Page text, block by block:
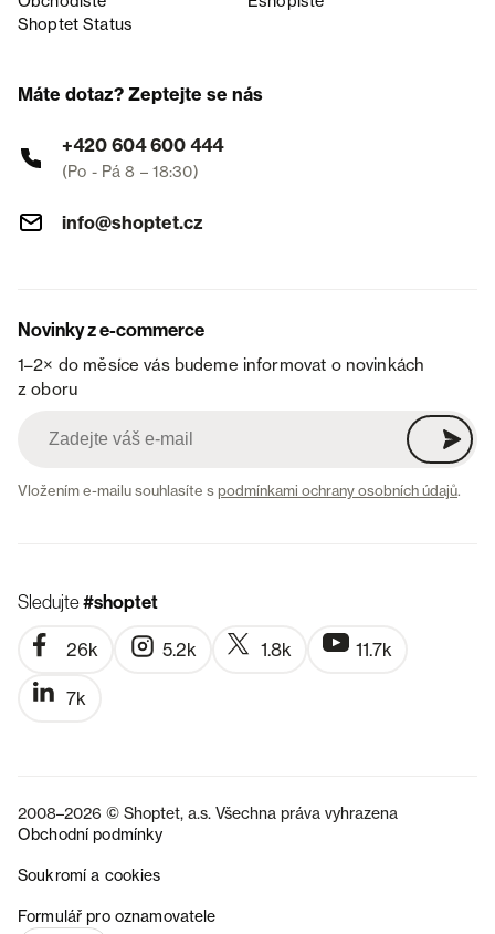
Shoptet Status
Máte dotaz? Zeptejte se nás
+420 604 600 444
(Po - Pá 8 – 18:30)
info@shoptet.cz
Novinky z e-commerce
1–2× do měsíce vás budeme informovat o novinkách
z oboru
Vložením e-mailu souhlasíte spodmínkami ochrany osobních údajů.
Sledujte#shoptet
26k 5.2k 1.8k 11.7k
7k
2008–2026 © Shoptet, a.s. Všechna práva vyhrazena
Obchodní podmínky
Soukromí a cookies
Formulář pro oznamovatele